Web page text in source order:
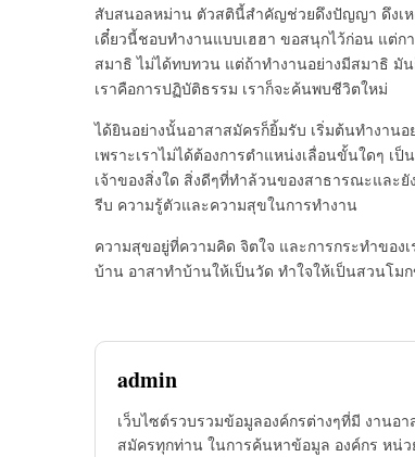
สับสนอลหม่าน ตัวสตินี้สำคัญช่วยดึงปัญญา ดึงเห
เดี๋ยวนี้ชอบทำงานแบบเฮฮา ขอสนุกไว้ก่อน แต่ก
สมาธิ ไม่ได้ทบทวน แต่ถ้าทำงานอย่างมีสมาธิ มั
เราคือการปฏิบัติธรรม เราก็จะค้นพบชีวิตใหม่
ได้ยินอย่างนั้นอาสาสมัครก็ยิ้มรับ เริ่มต้นทำงาน
เพราะเราไม่ได้ต้องการตำแหน่งเลื่อนขั้นใดๆ เ
เจ้าของสิ่งใด สิ่งดีๆที่ทำล้วนของสาธารณะและ
รีบ ความรู้ตัวและความสุขในการทำงาน
ความสุขอยู่ที่ความคิด จิตใจ และการกระทำของ
บ้าน อาสาทำบ้านให้เป็นวัด ทำใจให้เป็นสวนโม
admin
เว็บไซต์รวบรวมข้อมูลองค์กรต่างๆที่มี งานอ
สมัครทุกท่าน ในการค้นหาข้อมูล องค์กร หน่